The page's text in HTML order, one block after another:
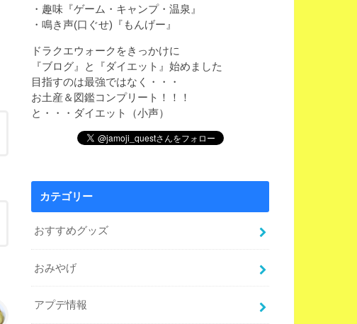
・趣味『ゲーム・キャンプ・温泉』
・鳴き声(口ぐせ)『もんげー』
ドラクエウォークをきっかけに
『ブログ』と『ダイエット』始めました
目指すのは最強ではなく・・・
お土産＆図鑑コンプリート！！！
と・・・ダイエット（小声）
カテゴリー
おすすめグッズ
おみやげ
アプデ情報